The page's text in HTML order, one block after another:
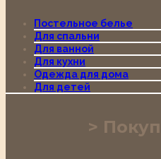
Постельное белье
Для спальни
Для ванной
Для кухни
Одежда для дома
Для детей